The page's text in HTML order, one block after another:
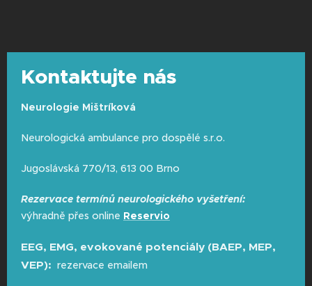
Kontaktujte nás
Neurologie Mištríková
Neurologická ambulance pro dospělé s.r.o.
Jugoslávská 770/13, 613 00 Brno
Rezervace termínů neurologického vyšetření:
výhradně přes online Reservio
EEG, EMG, evokované potenciály (BAEP, MEP,
VEP): rezervace emailem